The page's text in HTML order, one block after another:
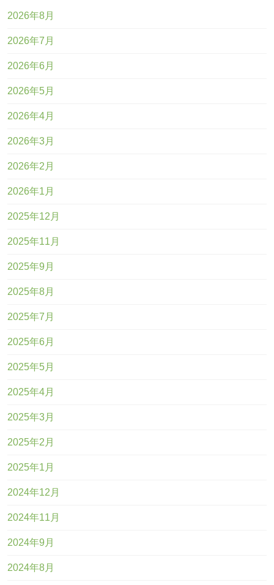
2026年8月
2026年7月
2026年6月
2026年5月
2026年4月
2026年3月
2026年2月
2026年1月
2025年12月
2025年11月
2025年9月
2025年8月
2025年7月
2025年6月
2025年5月
2025年4月
2025年3月
2025年2月
2025年1月
2024年12月
2024年11月
2024年9月
2024年8月